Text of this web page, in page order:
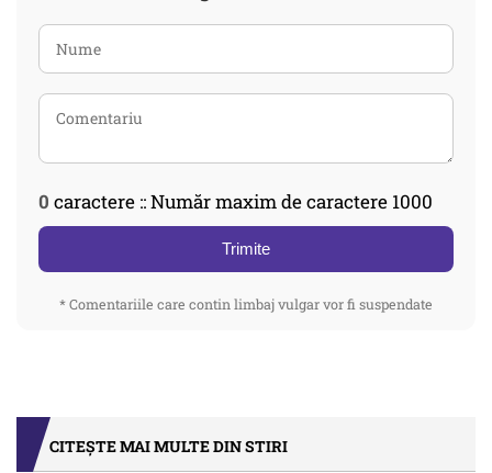
0 caractere :: Număr maxim de caractere 1000
Trimite
* Comentariile care contin limbaj vulgar vor fi suspendate
CITEȘTE MAI MULTE DIN STIRI